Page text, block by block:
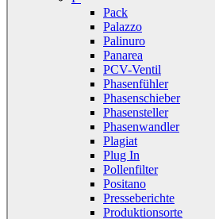
Pack
Palazzo
Palinuro
Panarea
PCV-Ventil
Phasenfühler
Phasenschieber
Phasensteller
Phasenwandler
Plagiat
Plug In
Pollenfilter
Positano
Presseberichte
Produktionsorte